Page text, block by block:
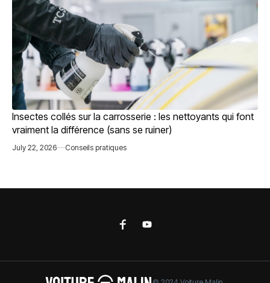
Insectes collés sur la carrosserie : les nettoyants qui font
vraiment la différence (sans se ruiner)
July 22, 2026 Conseils pratiques